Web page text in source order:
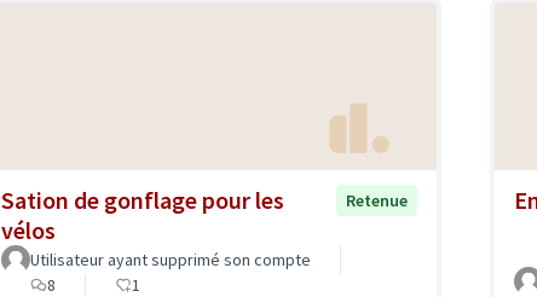
Sation de gonflage pour les
vélos
Retenue
Utilisateur ayant supprimé son compte
8
1